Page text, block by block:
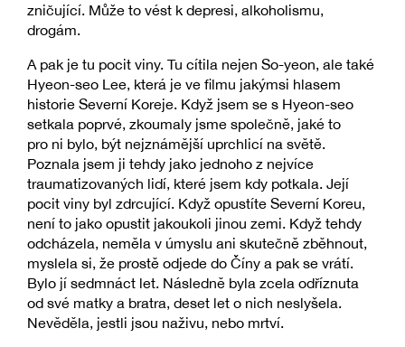
zničující. Může to vést k depresi, alkoholismu,
drogám.
A pak je tu pocit viny. Tu cítila nejen So-yeon, ale také
Hyeon-seo Lee, která je ve filmu jakýmsi hlasem
historie Severní Koreje. Když jsem se s Hyeon-seo
setkala poprvé, zkoumaly jsme společně, jaké to
pro ni bylo, být nejznámější uprchlicí na světě.
Poznala jsem ji tehdy jako jednoho z nejvíce
traumatizovaných lidí, které jsem kdy potkala. Její
pocit viny byl zdrcující. Když opustíte Severní Koreu,
není to jako opustit jakoukoli jinou zemi. Když tehdy
odcházela, neměla v úmyslu ani skutečně zběhnout,
myslela si, že prostě odjede do Číny a pak se vrátí.
Bylo jí sedmnáct let. Následně byla zcela odříznuta
od své matky a bratra, deset let o nich neslyšela.
Nevěděla, jestli jsou naživu, nebo mrtví.